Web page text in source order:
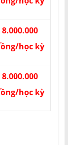
8.000.000
học kỳ
8.000.000
học kỳ